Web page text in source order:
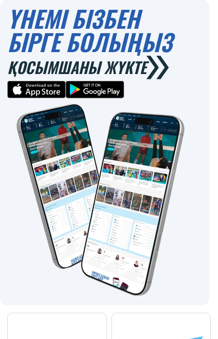
ҮНЕМІ БІЗБЕН
БІРГЕ БОЛЫҢЫЗ
ҚОСЫМШАНЫ ЖҮКТЕ